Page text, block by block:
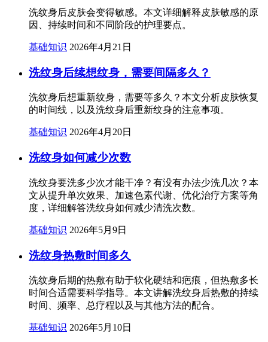
洗纹身后皮肤会变得敏感。本文详细解释皮肤敏感的原
因、持续时间和不同阶段的护理要点。
基础知识 2026年4月21日
洗纹身后续想纹身，需要间隔多久？
洗纹身后想重新纹身，需要等多久？本文分析皮肤恢复
的时间线，以及洗纹身后重新纹身的注意事项。
基础知识 2026年4月20日
洗纹身如何减少次数
洗纹身要洗多少次才能干净？有没有办法少洗几次？本
文从提升单次效果、加速色素代谢、优化治疗方案等角
度，详细解答洗纹身如何减少清洗次数。
基础知识 2026年5月9日
洗纹身热敷时间多久
洗纹身后期的热敷有助于软化硬结和疤痕，但热敷多长
时间合适需要科学指导。本文讲解洗纹身后热敷的持续
时间、频率、总疗程以及与其他方法的配合。
基础知识 2026年5月10日